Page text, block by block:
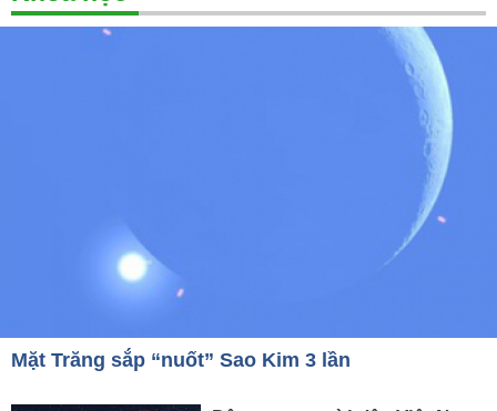
Mặt Trăng sắp “nuốt” Sao Kim 3 lần